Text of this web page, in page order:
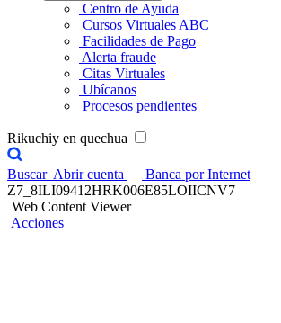
Centro de Ayuda
Cursos Virtuales ABC
Facilidades de Pago
Alerta fraude
Citas Virtuales
Ubícanos
Procesos pendientes
Rikuchiy en quechua
Buscar Abrir cuenta
Banca por Internet
Z7_8ILI09412HRK006E85LOIICNV7
Web Content Viewer
Acciones